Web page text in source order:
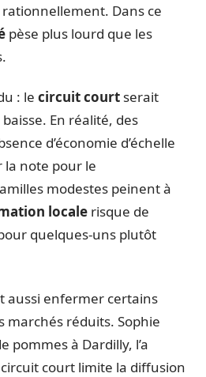
Dans ce
pèse plus lourd que les
: le circuit court serait
En réalité, des
d’économie d’échelle
note pour le
modestes peinent à
locale risque de
quelques-uns plutôt
aussi enfermer certains
marchés réduits. Sophie
pommes à Dardilly, l’a
court limite la diffusion